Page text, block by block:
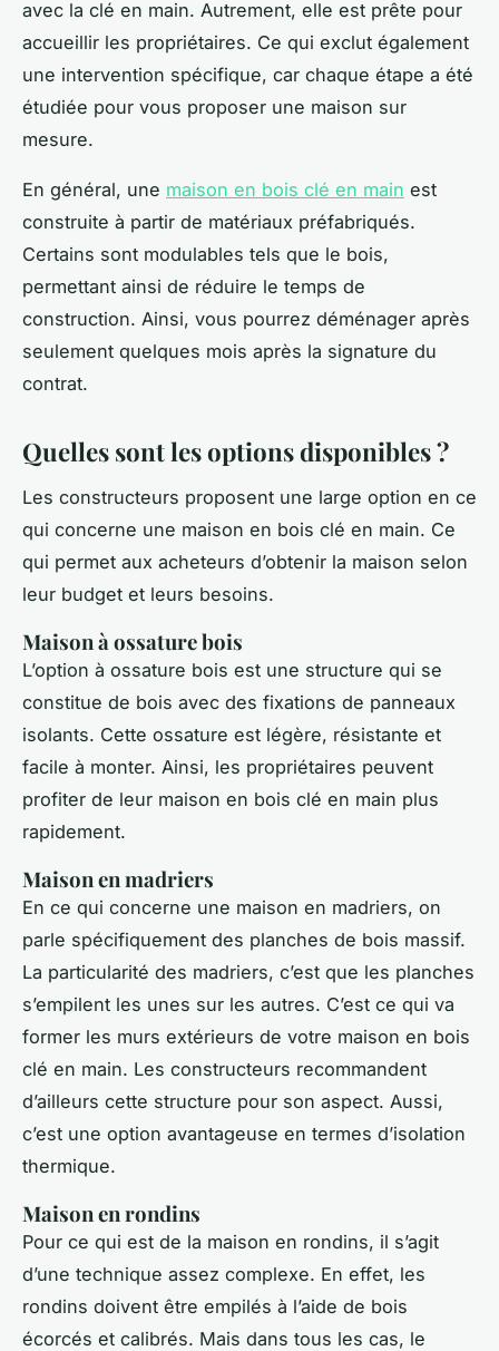
avec la clé en main. Autrement, elle est prête pour
accueillir les propriétaires. Ce qui exclut également
une intervention spécifique, car chaque étape a été
étudiée pour vous proposer une maison sur
mesure.
En général, une maison en bois clé en main est
construite à partir de matériaux préfabriqués.
Certains sont modulables tels que le bois,
permettant ainsi de réduire le temps de
construction. Ainsi, vous pourrez déménager après
seulement quelques mois après la signature du
contrat.
Quelles sont les options disponibles ?
Les constructeurs proposent une large option en ce
qui concerne une maison en bois clé en main. Ce
qui permet aux acheteurs d’obtenir la maison selon
leur budget et leurs besoins.
Maison à ossature bois
L’option à ossature bois est une structure qui se
constitue de bois avec des fixations de panneaux
isolants. Cette ossature est légère, résistante et
facile à monter. Ainsi, les propriétaires peuvent
profiter de leur maison en bois clé en main plus
rapidement.
Maison en madriers
En ce qui concerne une maison en madriers, on
parle spécifiquement des planches de bois massif.
La particularité des madriers, c’est que les planches
s’empilent les unes sur les autres. C’est ce qui va
former les murs extérieurs de votre maison en bois
clé en main. Les constructeurs recommandent
d’ailleurs cette structure pour son aspect. Aussi,
c’est une option avantageuse en termes d’isolation
thermique.
Maison en rondins
Pour ce qui est de la maison en rondins, il s’agit
d’une technique assez complexe. En effet, les
rondins doivent être empilés à l’aide de bois
écorcés et calibrés. Mais dans tous les cas, le